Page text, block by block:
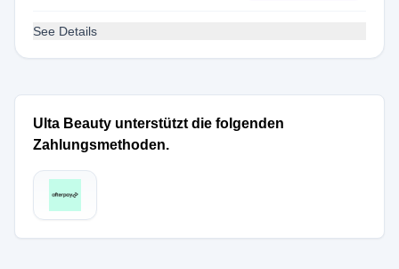
See Details
Ulta Beauty unterstützt die folgenden
Zahlungsmethoden.